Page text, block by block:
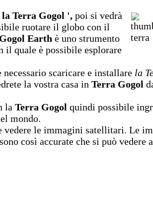
la Terra Gogol ', poi si vedrà
ruotare il globo con il
Gogol Earth è uno strumento
il quale è possibile esplorare
necessario scaricare e installare la
la vostra casa inTerra Gogol
laTerra Gogol quindi possibile
mondo.
vedere le immagini satellitari. Le
sono così accurate che si può vedere